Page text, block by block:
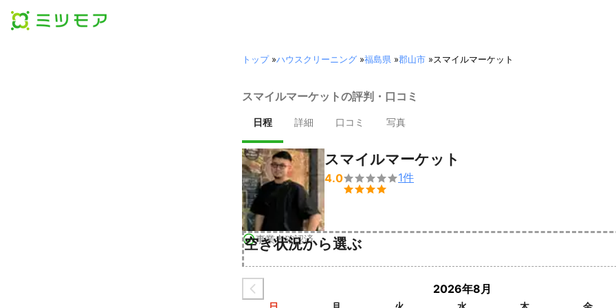
トップ»ハウスクリーニング »福島県 »郡山市 »スマイルマーケット
スマイルマーケットの評判・口コミ
日程 詳細 口コミ 写真
事業者確認済
スマイルマーケット
4.0

1件
空き状況から選ぶ
2026年8月